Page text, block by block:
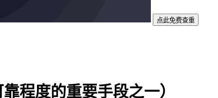
点此免费查重
程度的重要手段之一）